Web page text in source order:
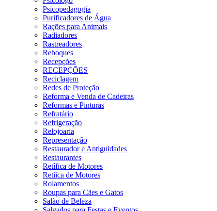
Psicopedagogia
Purificadores de Água
Rações para Animais
Radiadores
Rastreadores
Reboques
Recepções
RECEPÇÕES
Reciclagem
Redes de Proteção
Reforma e Venda de Cadeiras
Reformas e Pinturas
Refratário
Refrigeração
Relojoaria
Representação
Restaurador e Antiguidades
Restaurantes
Retífica de Motores
Retíica de Motores
Rolamentos
Roupas para Cães e Gatos
Salão de Beleza